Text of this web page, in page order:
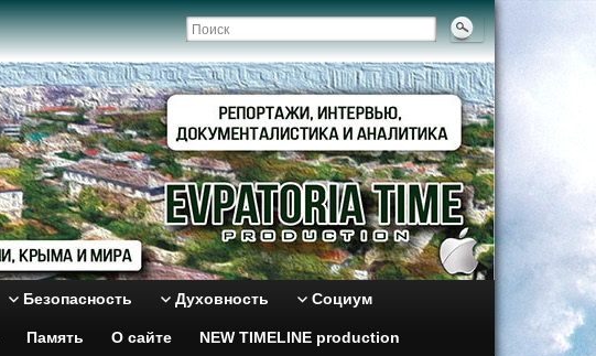
Безопасность Духовность Социум
Память О сайте NEW TIMELINE production